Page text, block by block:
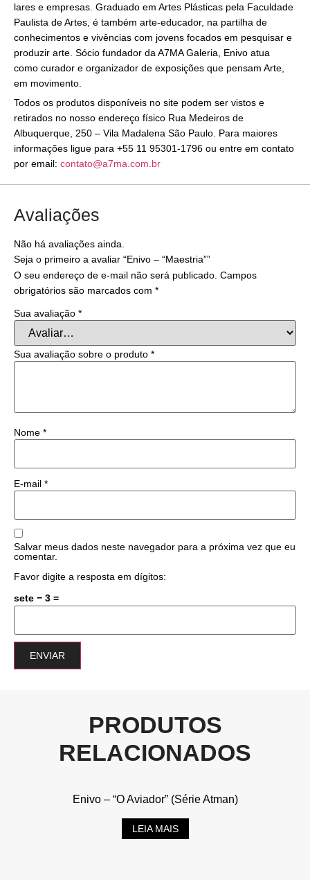
lares e empresas. Graduado em Artes Plásticas pela Faculdade
Paulista de Artes, é também arte-educador, na partilha de
conhecimentos e vivências com jovens focados em pesquisar e
produzir arte. Sócio fundador da A7MA Galeria, Enivo atua
como curador e organizador de exposições que pensam Arte,
em movimento.
Todos os produtos disponíveis no site podem ser vistos e
retirados no nosso endereço físico Rua Medeiros de
Albuquerque, 250 – Vila Madalena São Paulo. Para maiores
informações ligue para +55 11 95301-1796 ou entre em contato
por email: contato@a7ma.com.br
Avaliações
Não há avaliações ainda.
Seja o primeiro a avaliar “Enivo – “Maestria””
O seu endereço de e-mail não será publicado. Campos
obrigatórios são marcados com *
Sua avaliação *
Sua avaliação sobre o produto *
Nome *
E-mail *
Salvar meus dados neste navegador para a próxima vez que eu
comentar.
Favor digite a resposta em dígitos:
sete − 3 =
PRODUTOS
RELACIONADOS
Enivo – “O Aviador” (Série Atman)
LEIA MAIS